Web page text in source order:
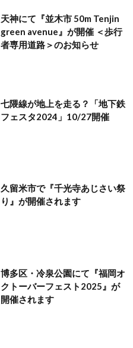
天神にて『並木市 50m Tenjin
green avenue』が開催 ＜歩行
者専用道路＞のお知らせ
七隈線が地上を走る？「地下鉄
フェスタ2024」10/27開催
久留米市で『千光寺あじさい祭
り』が開催されます
博多区・冷泉公園にて『福岡オ
クトーバーフェスト2025』が
開催されます